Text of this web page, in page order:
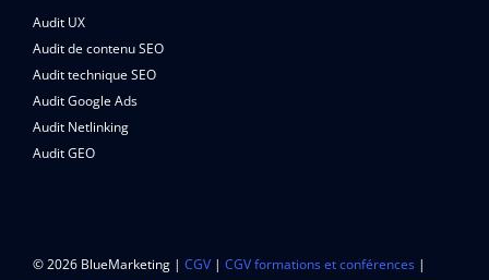
Audit UX
Audit de contenu SEO
Audit technique SEO
Audit Google Ads
Audit Netlinking
Audit GEO
© 2026 BlueMarketing | CGV| CGV formations et conférences|